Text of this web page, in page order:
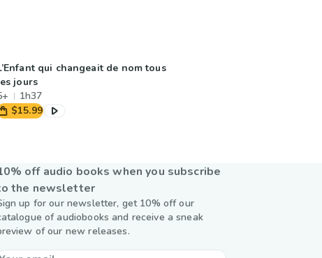
qui changeait de nom tous
jours
1h37
$15.99
off audio books when you subscribe
the newsletter
up for our newsletter, get 10% off our
of audiobooks and receive a sneak
of our new releases.